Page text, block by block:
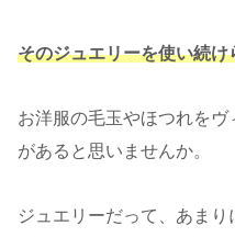
そのジュエリーを使い続
お洋服の毛玉やほつれを
があると思いませんか。
ジュエリーだって、あま